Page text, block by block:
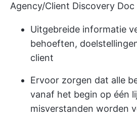
Agency/Client Discovery
Uitgebreide informatie
behoeften,
client
Ervoor zorgen dat alle
vanaf het begin op één
misverstanden worden